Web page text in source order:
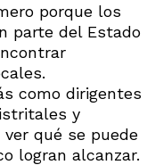
porque los
parte del Estado
como dirigentes
y
qué se puede
logran alcanzar.